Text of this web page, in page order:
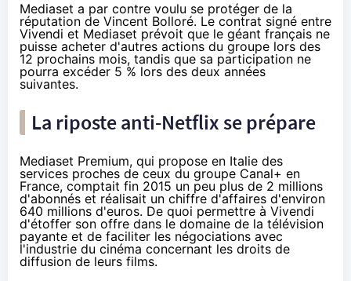
Mediaset a par contre voulu se protéger de la
réputation de Vincent Bolloré. Le contrat signé entre
Vivendi et Mediaset prévoit que le géant français ne
puisse acheter d'autres actions du groupe lors des
12 prochains mois, tandis que sa participation ne
pourra excéder 5 % lors des deux années
suivantes.
La riposte anti-Netflixse prépare
Mediaset Premium, qui propose en Italie des
services proches de ceux du groupe Canal+ en
France, comptait fin 2015 un peu plus de 2 millions
d'abonnés et réalisait un chiffre d'affaires d'environ
640 millions d'euros. De quoi permettre à Vivendi
d'étoffer son offre dans le domaine de la télévision
payante et de faciliter les négociations avec
l'industrie du cinéma concernant les droits de
diffusion de leurs films.